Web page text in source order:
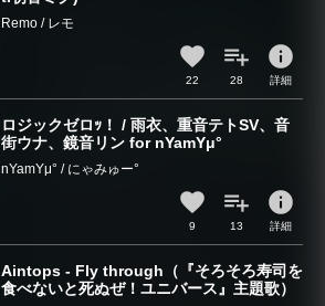
Remo / レモ
22 28
info
詳細
ロジックゼロｯ！ / 雨衣、重音テトSV、音
街ウナ、鏡音リン for nYamYμ°
nYamYμ° / にゃみゅー°
9 13
info
詳細
Aintops - Fly through（『そろそろ寿司を
食べないと死ぬぜ！ユニバース』主題歌）